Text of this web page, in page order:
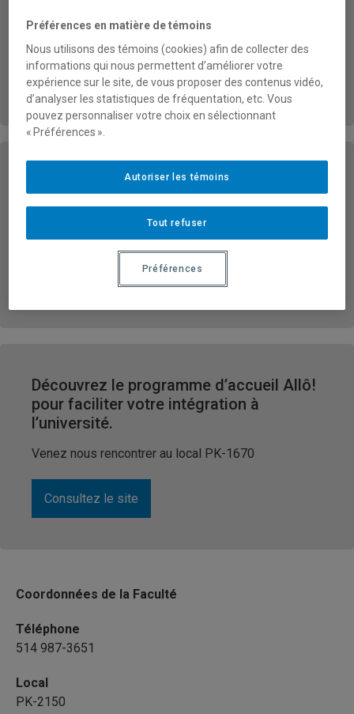
Lieu de rencontre:Pavillon Sherbrooke (SH)
Inscrivez-vous!
Atelier: « Bien débuter son parcours à
l’UQAM »
Horaires et inscription
Découvrez le programme d’accueil Allô!
pour faciliter votre intégration à
l’université.
Venez nous rencontrer au local PK-1670
Consultez le site
Coordonnées de la Faculté
Téléphone
514 987-3651
Local
PK-2150
Préférences en matière de témoins
Nous utilisons des témoins (cookies) afin de collecter des
informations qui nous permettent d’améliorer votre
expérience sur le site, de vous proposer des contenus vidéo,
d’analyser les statistiques de fréquentation, etc. Vous
pouvez personnaliser votre choix en sélectionnant
« Préférences ».
Tout refuser
Autoriser les témoins
Préférences